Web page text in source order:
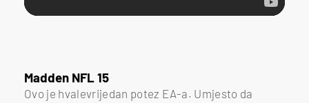
Madden NFL 15
Ovo je hvalevrijedan potez EA-a. Umjesto da